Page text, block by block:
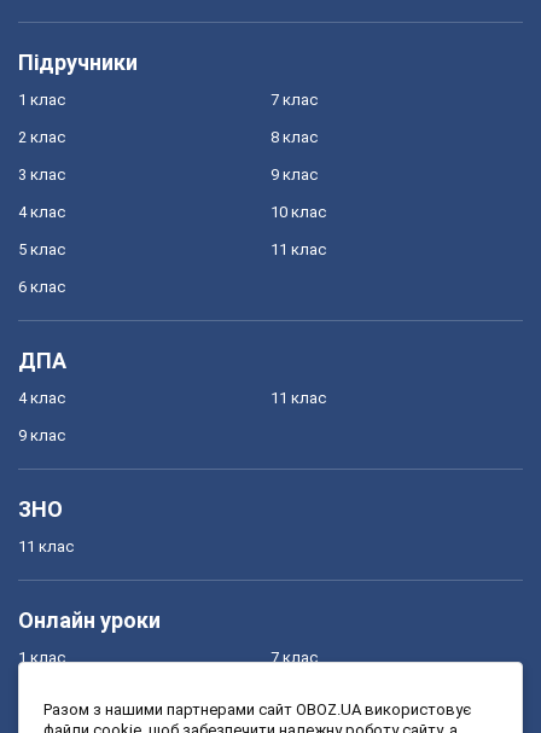
Підручники
1 клас
2 клас
3 клас
4 клас
5 клас
6 клас
7 клас
8 клас
9 клас
10 клас
11 клас
ДПА
4 клас
9 клас
11 клас
ЗНО
11 клас
Онлайн уроки
1 клас 7 клас
Разом з нашими партнерами сайт OBOZ.UA використовує